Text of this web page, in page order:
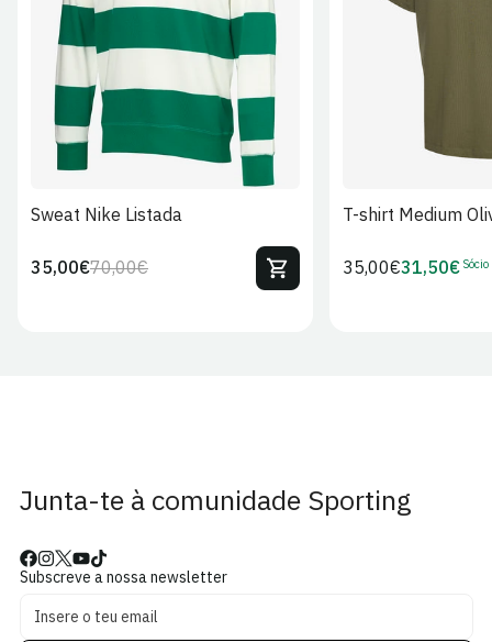
S XL 2XL
Sweat Nike Listada
Preço
70,00€Preço
35,00€
T-shirt Medium
Preço
35,00€Preço
31,50€ Sócio
Junta-te à comunidade Sporting
Subscreve a nossa newsletter